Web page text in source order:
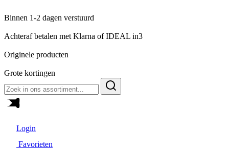
Binnen 1-2 dagen verstuurd
Achteraf betalen met Klarna of IDEAL in3
Originele producten
Grote kortingen
naar:
Login
Favorieten